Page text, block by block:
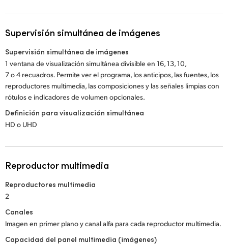
Supervisión simultánea de imágenes
Supervisión simultánea de imágenes
1 ventana de visualización simultánea divisible en 16, 13, 10,
7 o 4 recuadros. Permite ver el programa, los anticipos, las fuentes, los
reproductores multimedia, las composiciones y las señales limpias con
rótulos e indicadores de volumen opcionales.
Definición para visualización simultánea
HD o UHD
Reproductor multimedia
Reproductores multimedia
2
Canales
Imagen en primer plano y canal alfa para cada reproductor multimedia.
Capacidad del panel multimedia (imágenes)